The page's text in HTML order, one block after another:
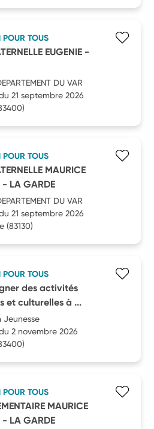
POUR TOUS
EUGENIE -
DU VAR
21 septembre 2026
POUR TOUS
MAURICE
- LA GARDE
DU VAR
21 septembre 2026
(83130)
POUR TOUS
des activités
et culturelles à ...
Jeunesse
2 novembre 2026
POUR TOUS
MAURICE
- LA GARDE